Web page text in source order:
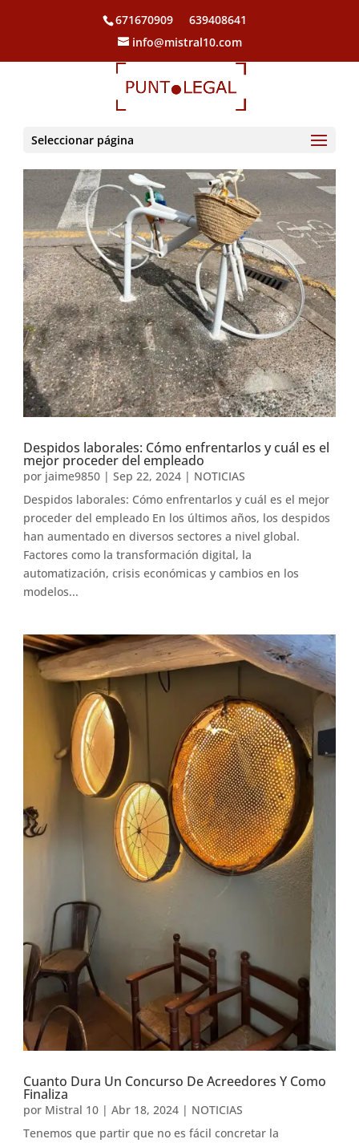
671670909
639408641
info@mistral10.com
Seleccionar página
Despidos laborales: Cómo enfrentarlos y cuál es el
mejor proceder del empleado
por jaime9850 |Sep 22, 2024 | NOTICIAS
Despidos laborales: Cómo enfrentarlos y cuál es el mejor
proceder del empleado En los últimos años, los despidos
han aumentado en diversos sectores a nivel global.
Factores como la transformación digital, la
automatización, crisis económicas y cambios en los
modelos...
Cuanto Dura Un Concurso De Acreedores Y Como
Finaliza
por Mistral 10 |Abr 18, 2024 | NOTICIAS
Tenemos que partir que no es fácil concretar la